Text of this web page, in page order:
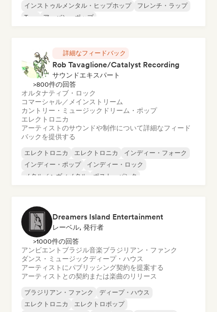
インストゥルメンタル・ヒップホップ
フレンチ・ラップ
Trap
アーバン・ポップ
詳細なフィードバック
Rob Tavaglione/Catalyst Recording
サウンドエキスパート
>800件の回答
オルタナティブ・ロック
コマーシャル／メインストリーム
カントリー・ミュージック ドリーム・ポップ
エレクトロニカ
アーティストのサウンドや制作について詳細なフィード
バックを提供する
エレクトロニカ エレクトロニカ
インディー・フォーク
インディー・ポップ
インディー・ロック
メタル／ヘヴィメタル
ポスト・パンク
Dreamers Island Entertainment
レーベル, 発行者
>1000件の回答
アンビエント ブラジル音楽ブラジリアン・ファンク
ダンス・ミュージックディープ・ハウス
アーティストにパブリッシング契約を提案する
アーティストとの契約または楽曲のリリース
ブラジリアン・ファンク
ディープ・ハウス
エレクトロニカ
エレクトロポップ